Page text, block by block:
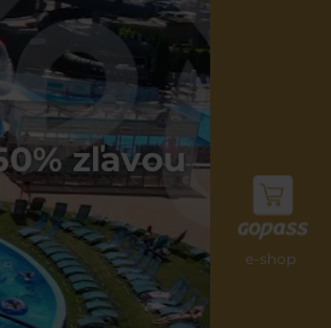
e-shop
zľavou